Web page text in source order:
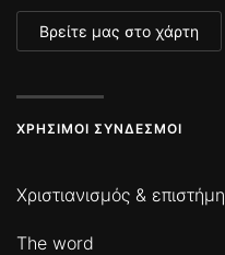
Βρείτε μας στο χάρτη
ΧΡΉΣΙΜΟΙ ΣΎΝΔΕΣΜΟΙ
Χριστιανισμός & επιστήμη
The word